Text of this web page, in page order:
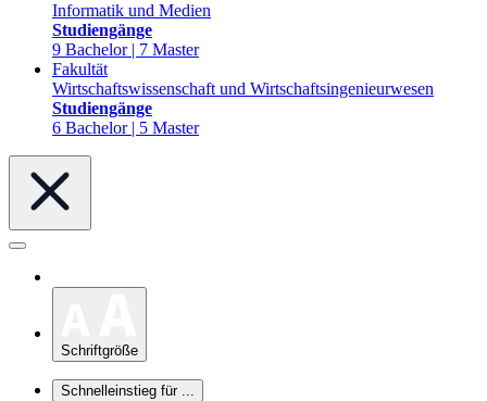
Informatik und Medien
Studiengänge
9 Bachelor | 7 Master
Fakultät
Wirtschaftswissenschaft und Wirtschaftsingenieurwesen
Studiengänge
6 Bachelor | 5 Master
Schriftgröße
Schnelleinstieg für ...